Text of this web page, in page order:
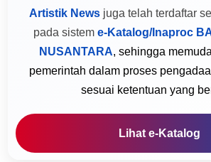
Artistik Newsjuga telah terdaftar
pada sistem e-Katalog/Inaproc
NUSANTARA, sehingga
pemerintah dalam proses
sesuai ketentuan yang
Lihat e-Katalog